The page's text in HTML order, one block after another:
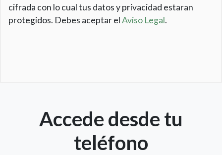
cifrada con lo cual tus datos y privacidad estaran
protegidos. Debes aceptar elAviso Legal.
Accede desde tu
teléfono